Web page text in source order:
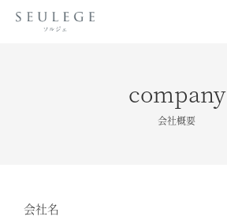
company
会社概要
会社名